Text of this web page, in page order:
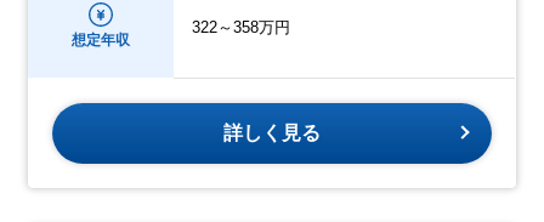
想定年収
322～358万円
詳しく見る